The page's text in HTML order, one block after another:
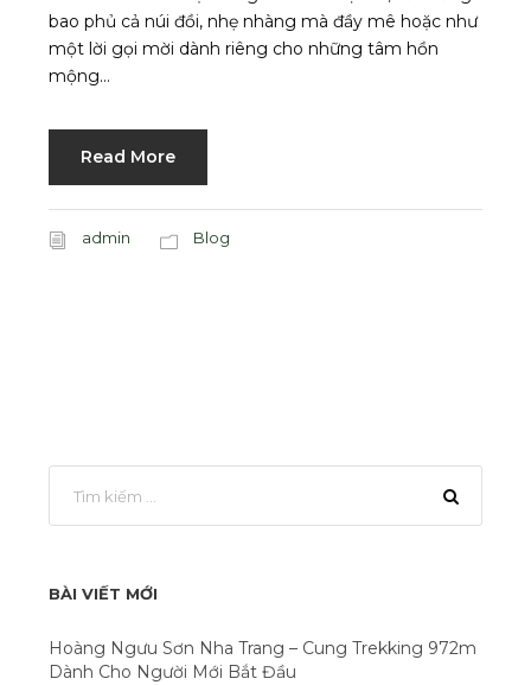
bao phủ cả núi đồi, nhẹ nhàng mà đầy mê hoặc như
một lời gọi mời dành riêng cho những tâm hồn
mộng...
Read More
admin Blog
BÀI VIẾT MỚI
Hoàng Ngưu Sơn Nha Trang – Cung Trekking 972m
Dành Cho Người Mới Bắt Đầu